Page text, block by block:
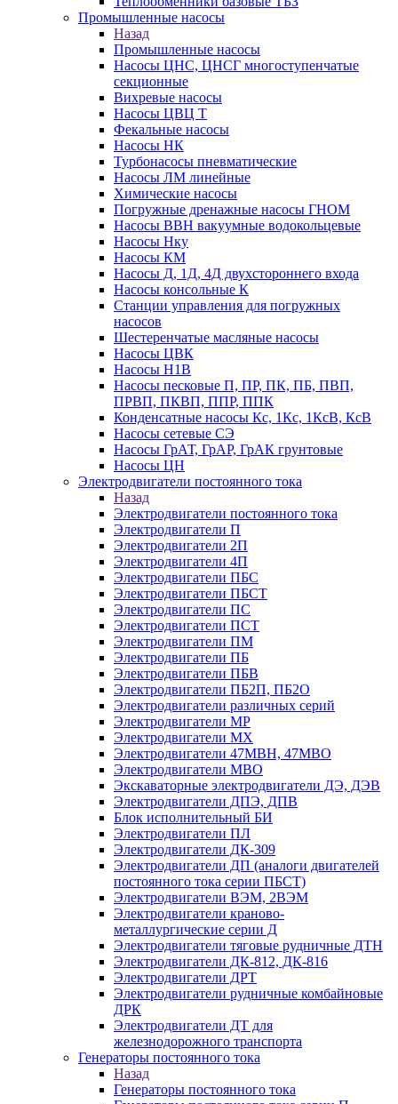
Промышленные насосы
Назад
Промышленные насосы
Насосы ЦНС, ЦНСГ многоступенчатые
секционные
Вихревые насосы
Насосы ЦВЦ Т
Фекальные насосы
Насосы НК
Турбонасосы пневматические
Насосы ЛМ линейные
Химические насосы
Погружные дренажные насосы ГНОМ
Насосы ВВН вакуумные водокольцевые
Насосы Нку
Насосы КМ
Насосы Д, 1Д, 4Д двухстороннего входа
Насосы консольные К
Станции управления для погружных
насосов
Шестеренчатые масляные насосы
Насосы ЦВК
Насосы Н1В
Насосы песковые П, ПР, ПК, ПБ, ПВП,
ПРВП, ПКВП, ППР, ППК
Конденсатные насосы Кс, 1Кс, 1КсВ, КсВ
Насосы сетевые СЭ
Насосы ГрАТ, ГрАР, ГрАК грунтовые
Насосы ЦН
Электродвигатели постоянного тока
Назад
Электродвигатели постоянного тока
Электродвигатели П
Электродвигатели 2П
Электродвигатели 4П
Электродвигатели ПБС
Электродвигатели ПБСТ
Электродвигатели ПС
Электродвигатели ПСТ
Электродвигатели ПМ
Электродвигатели ПБ
Электродвигатели ПБВ
Электродвигатели ПБ2П, ПБ2О
Электродвигатели различных серий
Электродвигатели МР
Электродвигатели MX
Электродвигатели 47MBH, 47МВО
Электродвигатели MBO
Экскаваторные электродвигатели ДЭ, ДЭВ
Электродвигатели ДПЭ, ДПВ
Блок исполнительный БИ
Электродвигатели ПЛ
Электродвигатели ДК-309
Электродвигатели ДП (аналоги двигателей
постоянного тока серии ПБСТ)
Электродвигатели ВЭМ, 2ВЭМ
Электродвигатели краново-
металлургические серии Д
Электродвигатели тяговые рудничные ДТН
Электродвигатели ДК-812, ДК-816
Электродвигатели ДРТ
Электродвигатели рудничные комбайновые
ДРК
Электродвигатели ДТ для
железнодорожного транспорта
Генераторы постоянного тока
Назад
Генераторы постоянного тока